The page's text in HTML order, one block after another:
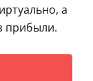
а
прибыли.